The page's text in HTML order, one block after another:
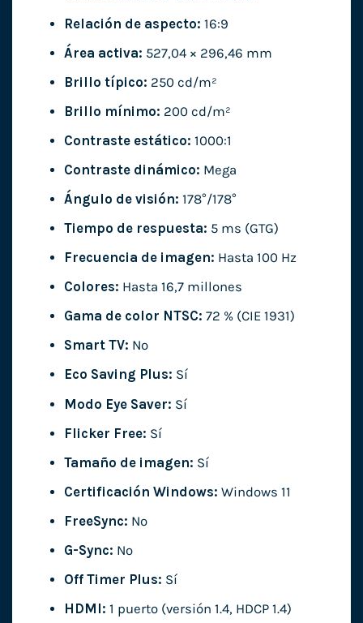
Relación de aspecto: 16:9
Área activa: 527,04 × 296,46 mm
Brillo típico: 250 cd/m²
Brillo mínimo: 200 cd/m²
Contraste estático: 1000:1
Contraste dinámico: Mega
Ángulo de visión: 178°/178°
Tiempo de respuesta: 5 ms (GTG)
Frecuencia de imagen: Hasta 100 Hz
Colores: Hasta 16,7 millones
Gama de color NTSC: 72 % (CIE 1931)
Smart TV: No
Eco Saving Plus: Sí
Modo Eye Saver: Sí
Flicker Free: Sí
Tamaño de imagen: Sí
Certificación Windows: Windows 11
FreeSync: No
G-Sync: No
Off Timer Plus: Sí
HDMI: 1 puerto (versión 1.4, HDCP 1.4)